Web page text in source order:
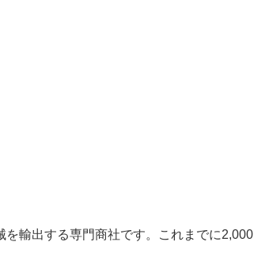
輸出する専門商社です。これまでに2,000